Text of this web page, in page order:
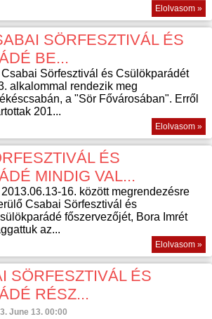
Elolvasom »
SÖRFESZTIVÁL ÉS
BE...
Csabai Sörfesztivál és Csülökparádét
alkalommal rendezik meg
a "Sör Fővárosában". Erről
201...
Elolvasom »
ÉS
MINDIG VAL...
2013.06.13-16. között megrendezésre
Csabai Sörfesztivál és
főszervezőjét, Bora Imrét
az...
Elolvasom »
SÖRFESZTIVÁL ÉS
RÉSZ...
June 13. 00:00